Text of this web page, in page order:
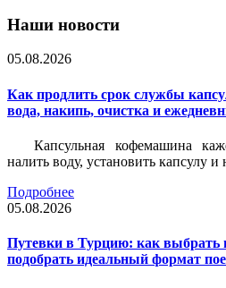
Наши новости
05.08.2026
Как продлить срок службы
вода, накипь, очистка и
Капсульная кофемашина
налить воду, установить капсулу
Подробнее
05.08.2026
Путевки в Турцию: как
подобрать идеальный формат